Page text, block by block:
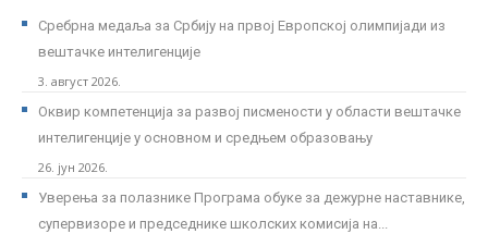
Сребрна медаља за Србију на првој Европској олимпијади из
вештачке интелигенције
3. август 2026.
Оквир компетенција за развој писмености у области вештачке
интелигенције у основном и средњем образовању
26. јун 2026.
Уверења за полазнике Програмa обуке за дежурне наставнике,
супервизоре и председнике школских комисија на...